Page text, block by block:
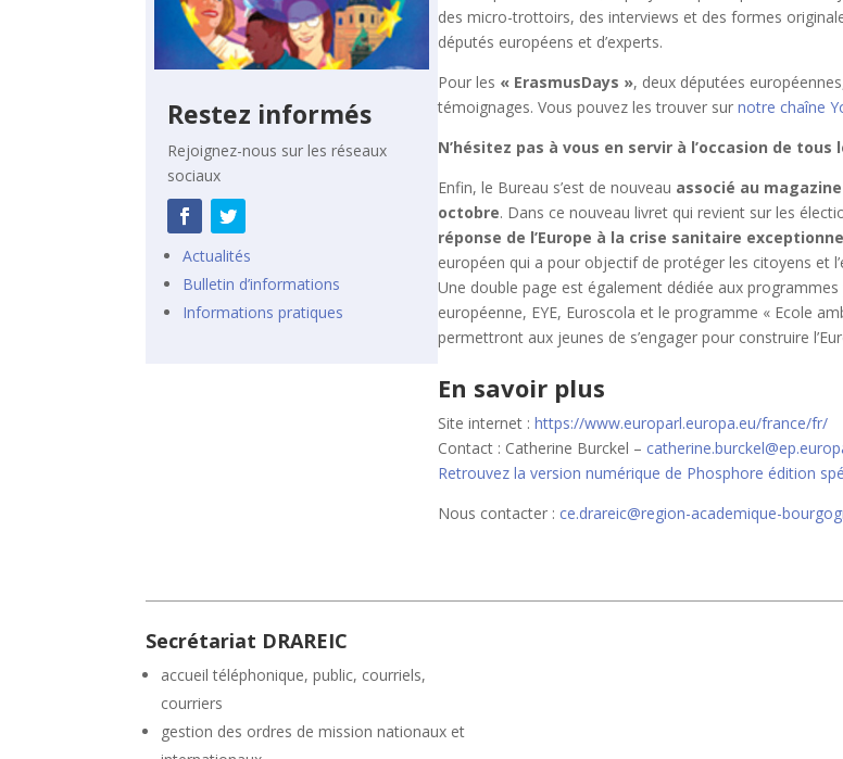
Restez informés
Rejoignez-nous sur les réseaux
sociaux
Actualités
Bulletin d’informations
Informations pratiques
des micro-trottoirs, des interviews et des formes
députés européens et d’experts.
Pour les « ErasmusDays », deux députées
témoignages. Vous pouvez les trouver surnotre chaîne
N’hésitez pas à vous en servir à l’occasion de
Enfin, le Bureau s’est de nouveau associé au
octobre. Dans ce nouveau livret qui revient sur les
réponse de l’Europe à la crise sanitaire
européen qui a pour objectif de protéger les citoyens et
Une double page est également dédiée aux
européenne, EYE, Euroscola et le programme « Ecole
permettront aux jeunes de s’engager pour construire
En savoir plus
Site internet :https://www.europarl.europa.eu/france/fr/
Contact : Catherine Burckel –
Retrouvez la version numérique de Phosphore édition
Nous contacter : ce.drareic@region-academique-
Secrétariat DRAREIC
accueil téléphonique, public, courriels,
courriers
gestion des ordres de mission nationaux et